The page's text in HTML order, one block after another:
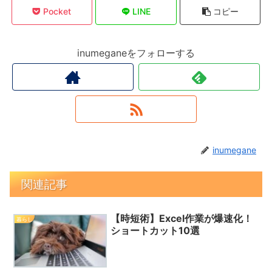
Pocket LINE コピー
inumeganeをフォローする
inumegane
関連記事
暮らし
【時短術】Excel作業が爆速化！
ショートカット10選